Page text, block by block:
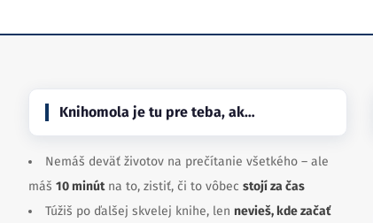
Knihomola je tu pre teba, ak…
Nemáš deväť životov na prečítanie všetkého – ale
máš 10 minútna to, zistiť, či to vôbec stojí za čas
Túžiš po ďalšej skvelej knihe, len nevieš, kde začať